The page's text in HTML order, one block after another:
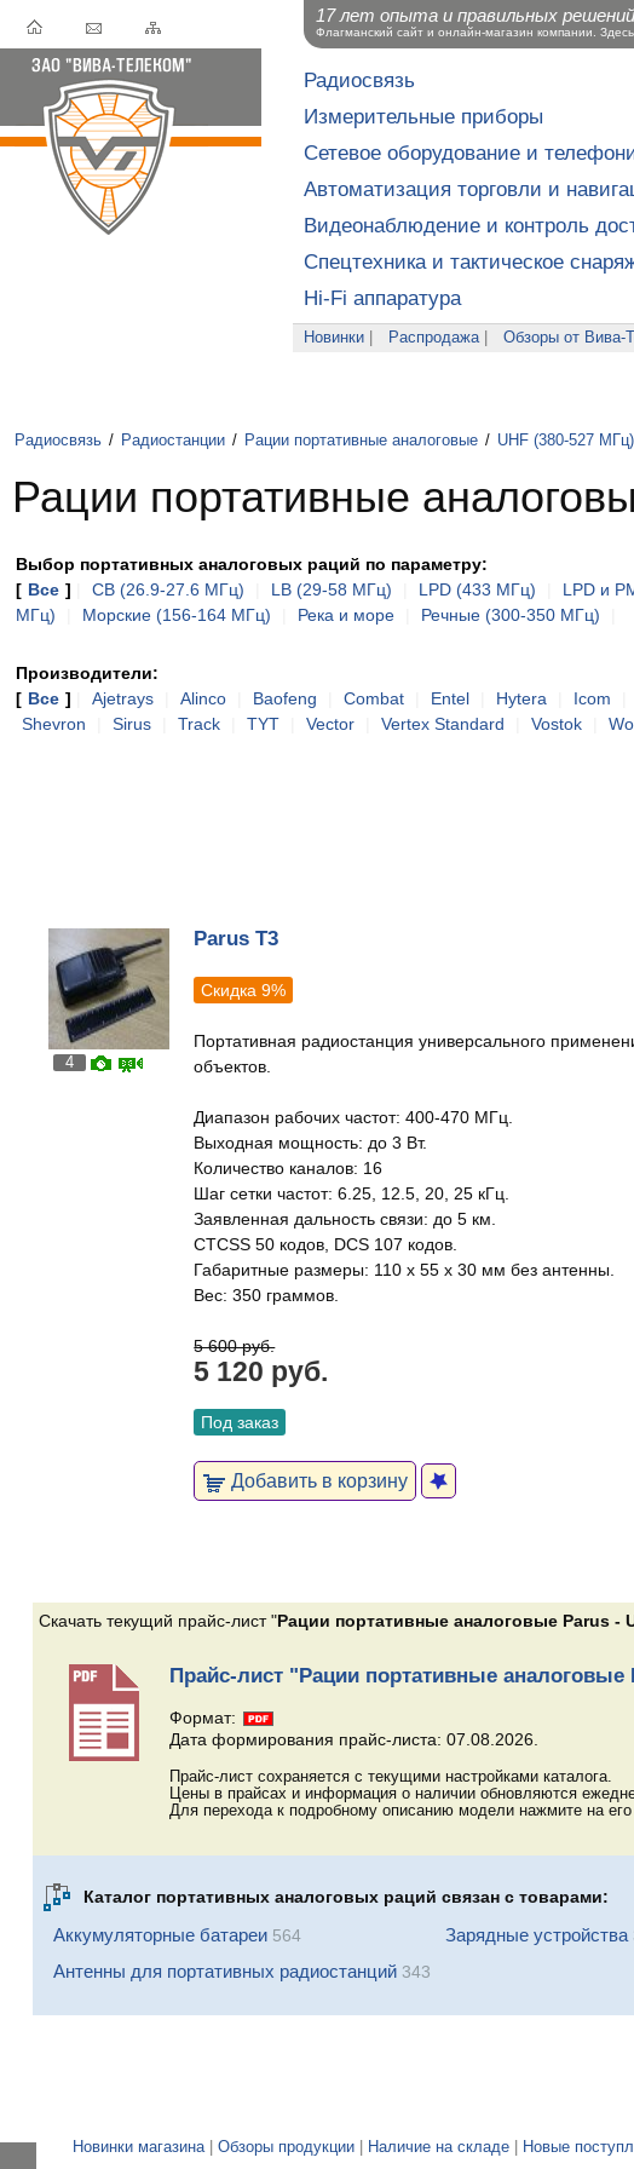
Радиосвязь
Измерительные приборы
Сетевое оборудование и
Автоматизация торговли и
Видеонаблюдение и контроль
Спецтехника и тактическое
Hi-Fi аппаратура
Новинки Распродажа| Обзоры от Вива-
Радиосвязь / Радиостанции / Рации портативные аналоговые / UHF (380-527 МГц)
Рации портативные
Выбор портативных аналоговых раций по параметру:
[ Все ] CB (26.9-27.6 МГц) LB (29-58 МГц) LPD (433 МГц) LPD и
МГц)
Морские (156-164 МГц) Река и море Речные (300-350 МГц)
Производители:
[ Все ] Ajetrays Alinco Baofeng Combat Entel Hytera Icom
Shevron
Sirus Track TYT Vector Vertex Standard Vostok
4
Parus T3
Скидка 9%
Портативная радиостанция универсального
объектов.
Диапазон рабочих частот: 400-470 МГц.
Выходная мощность: до 3 Вт.
Количество каналов: 16
Шаг сетки частот: 6.25, 12.5, 20, 25 кГц.
Заявленная дальность связи: до 5 км.
CTCSS 50 кодов, DCS 107 кодов.
Габаритные размеры: 110 x 55 x 30 мм без антенны.
Вес: 350 граммов.
5 600 руб.
5 120 руб.
Под заказ
Добавить в корзину
Скачать текущий прайс-лист "Рации портативные аналоговые Parus -
Прайс-лист "Рации портативные аналоговые
Формат:
Дата формирования прайс-листа: 07.08.2026.
Прайс-лист сохраняется с текущими настройками каталога.
Цены в прайсах и информация о наличии обновляются
Для перехода к подробному описанию модели нажмите на
Каталог портативных аналоговых раций связан с товарами:
Аккумуляторные батареи564 Зарядные устройства
Антенны для портативных радиостанций343
Новинки магазина| Обзоры продукции Наличие на складе Новые
17 лет опыта и правильных
Флагманский сайт и онлайн-магазин компании.